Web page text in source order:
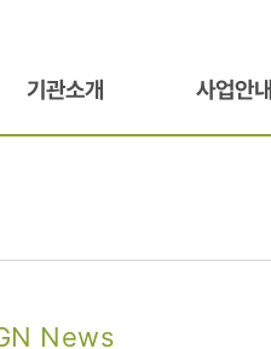
기관소개 사업안내
News